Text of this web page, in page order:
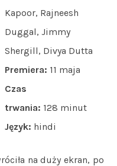
Kapoor, Rajneesh
Duggal, Jimmy
Shergill, Divya Dutta
Premiera: 11 maja
Czas
trwania: 128 minut
Język: hindi
na duży ekran, po